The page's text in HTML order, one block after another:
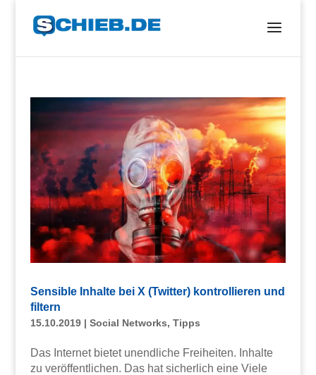
Sensible Inhalte bei X (Twitter) kontrollieren und
filtern
15.10.2019| Social Networks, Tipps
Das Internet bietet unendliche Freiheiten. Inhalte
zu veröffentlichen. Das hat sicherlich eine Viele